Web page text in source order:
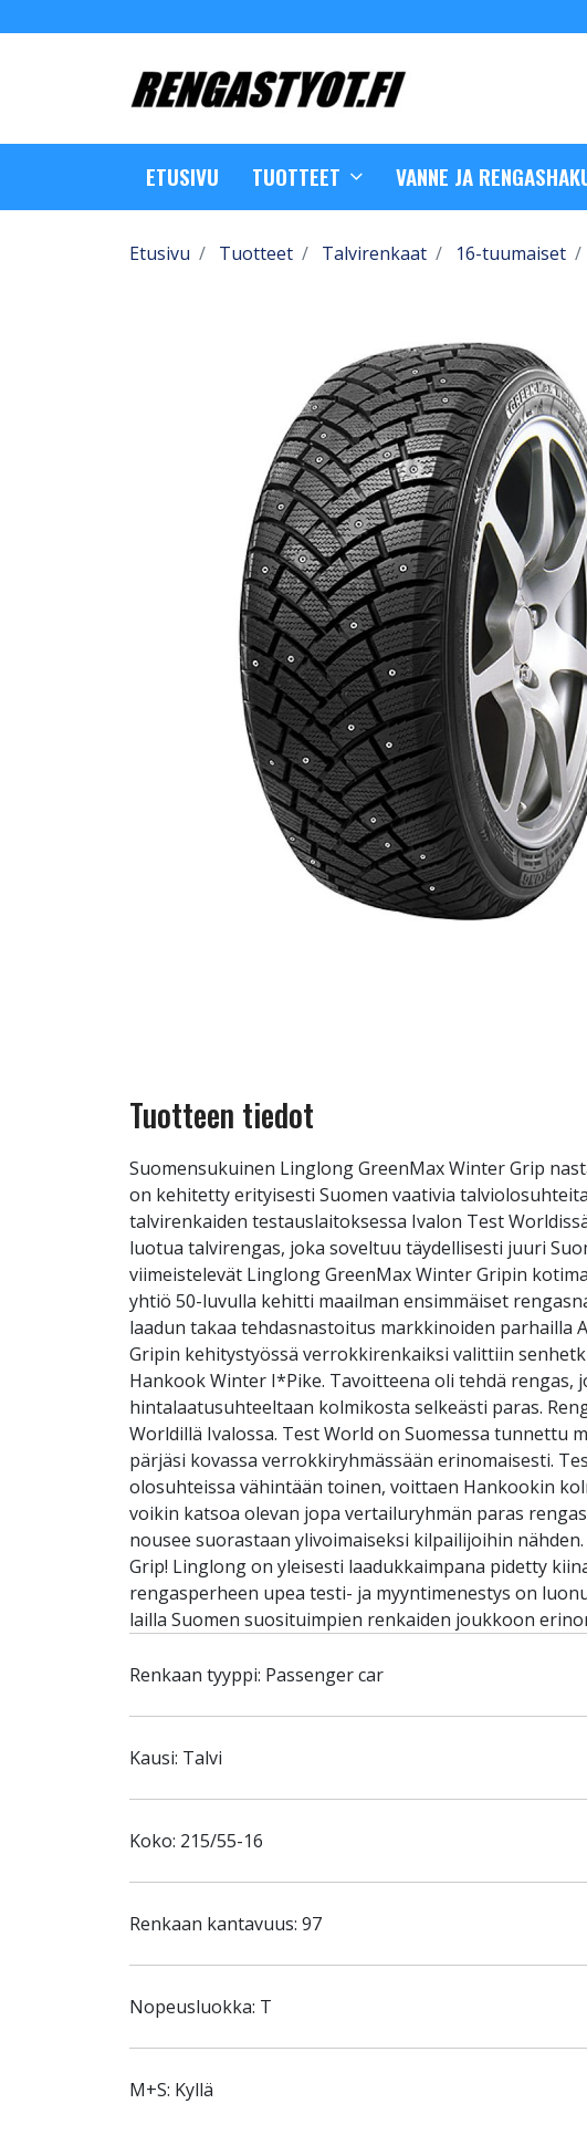
ETUSIVU TUOTTEET VANNE JA
Etusivu Tuotteet Talvirenkaat 16-tuumaiset
Tuotteen tiedot
Suomensukuinen Linglong GreenMax Winter Grip
on kehitetty erityisesti Suomen vaativia
talvirenkaiden testauslaitoksessa Ivalon Test
luotua talvirengas, joka soveltuu täydellisesti juuri
viimeistelevät Linglong GreenMax Winter Gripin
yhtiö 50-luvulla kehitti maailman ensimmäiset
laadun takaa tehdasnastoitus markkinoiden
Gripin kehitystyössä verrokkirenkaiksi valittiin
Hankook Winter I*Pike. Tavoitteena oli tehdä
hintalaatusuhteeltaan kolmikosta selkeästi paras.
Worldillä Ivalossa. Test World on Suomessa tunnettu
pärjäsi kovassa verrokkiryhmässään erinomaisesti.
olosuhteissa vähintään toinen, voittaen Hankookin
voikin katsoa olevan jopa vertailuryhmän paras
nousee suorastaan ylivoimaiseksi kilpailijoihin
Grip! Linglong on yleisesti laadukkaimpana pidetty
rengasperheen upea testi- ja myyntimenestys on
lailla Suomen suosituimpien renkaiden joukkoon
Renkaan tyyppi: Passenger car
Kausi: Talvi
Koko: 215/55-16
Renkaan kantavuus: 97
Nopeusluokka: T
M+S: Kyllä